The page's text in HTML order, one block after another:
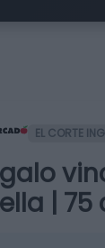
EL CORTE
| 75